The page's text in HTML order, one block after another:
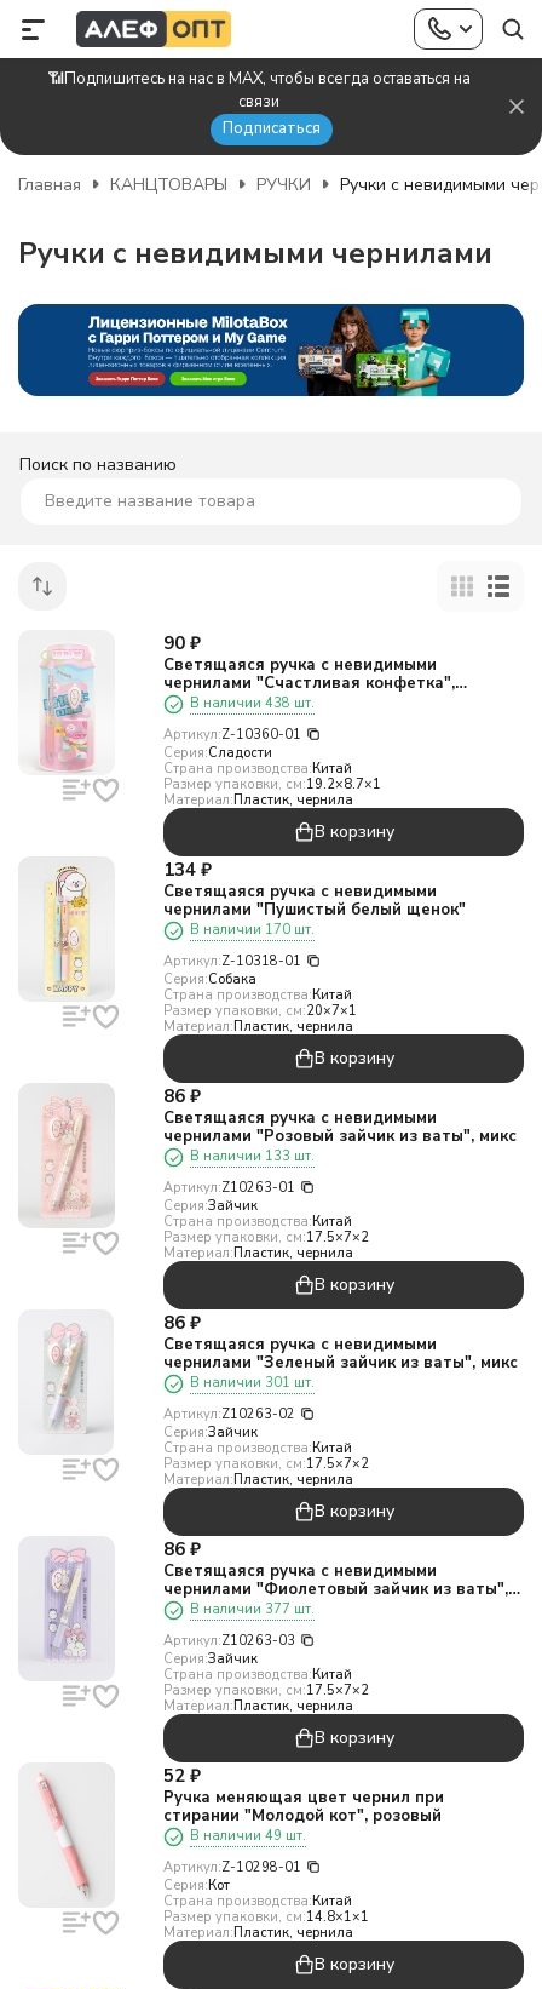
📶Подпишитесь на нас в MAX, чтобы всегда оставаться на
связи
Подписаться
Главная КАНЦТОВАРЫ РУЧКИ Ручки с невидимыми
Ручки с невидимыми чернилами
Поиск по названию
90 ₽
Светящаяся ручка с невидимыми
чернилами "Счастливая конфетка",
розовый
В наличии 438 шт.
Артикул:Z-10360-01
Серия:Сладости
Страна производства:Китай
Размер упаковки, см:19.2×8.7×1
Материал:Пластик, чернила
В корзину
134 ₽
Светящаяся ручка с невидимыми
чернилами "Пушистый белый щенок"
В наличии 170 шт.
Артикул:Z-10318-01
Серия:Собака
Страна производства:Китай
Размер упаковки, см:20×7×1
Материал:Пластик, чернила
В корзину
86 ₽
Светящаяся ручка с невидимыми
чернилами "Розовый зайчик из ваты", микс
В наличии 133 шт.
Артикул:Z10263-01
Серия:Зайчик
Страна производства:Китай
Размер упаковки, см:17.5×7×2
Материал:Пластик, чернила
В корзину
86 ₽
Светящаяся ручка с невидимыми
чернилами "Зеленый зайчик из ваты", микс
В наличии 301 шт.
Артикул:Z10263-02
Серия:Зайчик
Страна производства:Китай
Размер упаковки, см:17.5×7×2
Материал:Пластик, чернила
В корзину
86 ₽
Светящаяся ручка с невидимыми
чернилами "Фиолетовый зайчик из ваты",
миксВ наличии 377 шт.
Артикул:Z10263-03
Серия:Зайчик
Страна производства:Китай
Размер упаковки, см:17.5×7×2
Материал:Пластик, чернила
В корзину
52 ₽
Ручка меняющая цвет чернил при
стирании "Молодой кот", розовый
В наличии 49 шт.
Артикул:Z-10298-01
Серия:Кот
Страна производства:Китай
Размер упаковки, см:14.8×1×1
Материал:Пластик, чернила
В корзину